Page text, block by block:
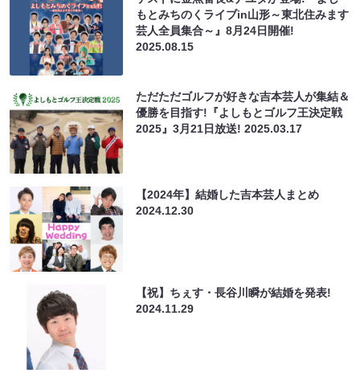
もとみちのくライブin山形～東北住みます
芸人全員集合～』8月24日開催!
2025.08.15
ただただゴルフが好きな吉本芸人が集結＆
優勝を目指す!『よしもとゴルフ王決定戦
2025』3月21日放送!2025.03.17
【2024年】結婚した吉本芸人まとめ
2024.12.30
【祝】ちぇす・長谷川瞬が結婚を発表!
2024.11.29